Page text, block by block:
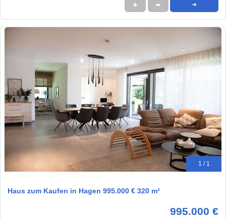
★ ➦ ➜
1 / 1
Haus zum Kaufen in Hagen 995.000 € 320 m²
995.000 €